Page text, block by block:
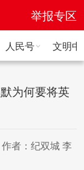
举报专区
人民号 文明
为何要将英
作者：纪双城 李